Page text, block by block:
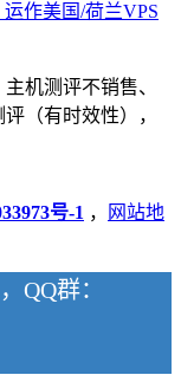
作美国/荷兰VPS
主机测评不销售、
（有时效性），
号-1 ，
网站地
QQ群：